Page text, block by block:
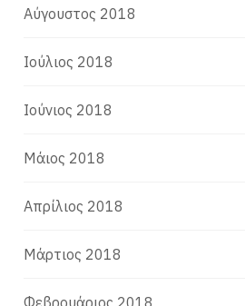
Αύγουστος 2018
Ιούλιος 2018
Ιούνιος 2018
Μάιος 2018
Απρίλιος 2018
Μάρτιος 2018
Φεβρουάριος 2018